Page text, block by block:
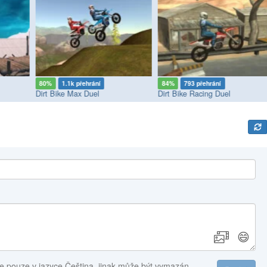
80% 1.1k přehrání
Dirt Bike Max Duel
84% 793 přehrání
Dirt Bike Racing Duel
😄